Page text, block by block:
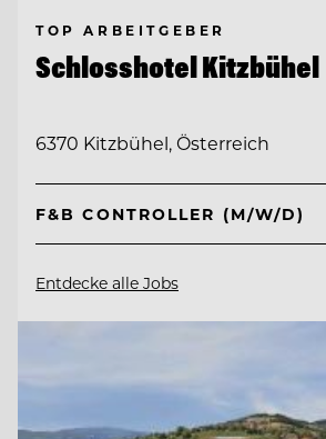
TOP ARBEITGEBER
Schlosshotel Kitzbühel
6370 Kitzbühel, Österreich
F&B CONTROLLER (M/W/D)
Entdecke alle Jobs